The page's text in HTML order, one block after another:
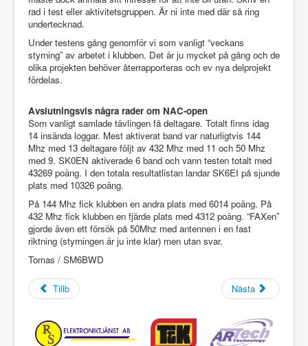
rad i test eller aktivitetsgruppen. Är ni inte med där så ring
undertecknad.
Under testens gång genomför vi som vanligt “veckans
styrning” av arbetet i klubben. Det är ju mycket på gång och de
olika projekten behöver återrapporteras och ev nya delprojekt
fördelas.
Avslutningsvis några rader om NAC-open
Som vanligt samlade tävlingen få deltagare. Totalt finns idag
14 insända loggar. Mest aktiverat band var naturligtvis 144
Mhz med 13 deltagare följt av 432 Mhz med 11 och 50 Mhz
med 9. SK0EN aktiverade 6 band och vann testen totalt med
43269 poäng. I den totala resultatlistan landar SK6EI på sjunde
plats med 10326 poäng.
På 144 Mhz fick klubben en andra plats med 6014 poäng. På
432 Mhz fick klubben en fjärde plats med 4312 poäng. “FAXen”
gjorde även ett försök på 50Mhz med antennen i en fast
riktning (styrningen är ju inte klar) men utan svar.
Tomas / SM6BWD
Tillb Nästa